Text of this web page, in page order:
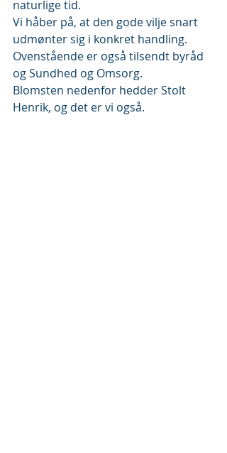
naturlige tid.
Vi håber på, at den gode vilje snart
udmønter sig i konkret handling.
Ovenstående er også tilsendt byråd
og Sundhed og Omsorg.
Blomsten nedenfor hedder Stolt
Henrik, og det er vi også.